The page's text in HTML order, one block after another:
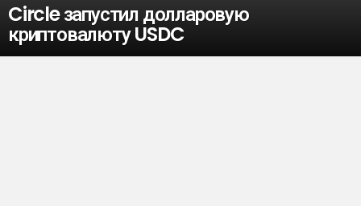
Circle запустил долларовую
криптовалюту USDC